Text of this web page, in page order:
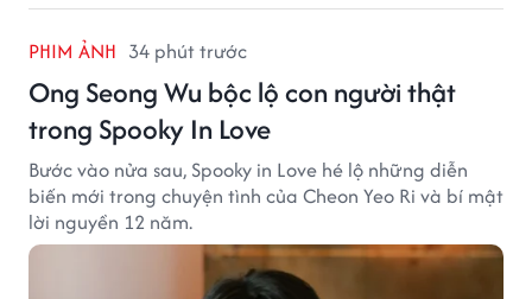
PHIM ẢNH 34 phút trước
Ong Seong Wu bộc lộ con người thật
trong Spooky In Love
Bước vào nửa sau, Spooky in Love hé lộ những diễn
biến mới trong chuyện tình của Cheon Yeo Ri và bí mật
lời nguyền 12 năm.